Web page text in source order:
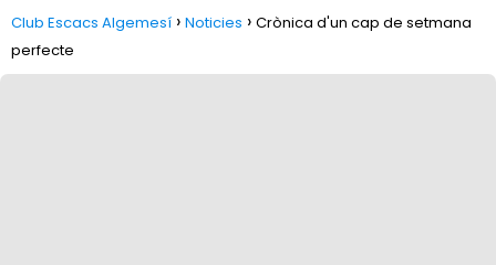
Club Escacs Algemesí Noticies
Crònica d'un cap de setmana
perfecte